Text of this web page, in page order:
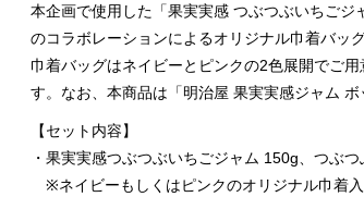
本企画で使用した「果実実感 つぶつぶいちご
のコラボレーションによるオリジナル巾着バッ
巾着バッグはネイビーとピンクの2色展開でご
す。なお、本商品は「明治屋 果実実感ジャム
【セット内容】
・果実実感つぶつぶいちごジャム 150g、つぶ
※ネイビーもしくはピンクのオリジナル巾着入